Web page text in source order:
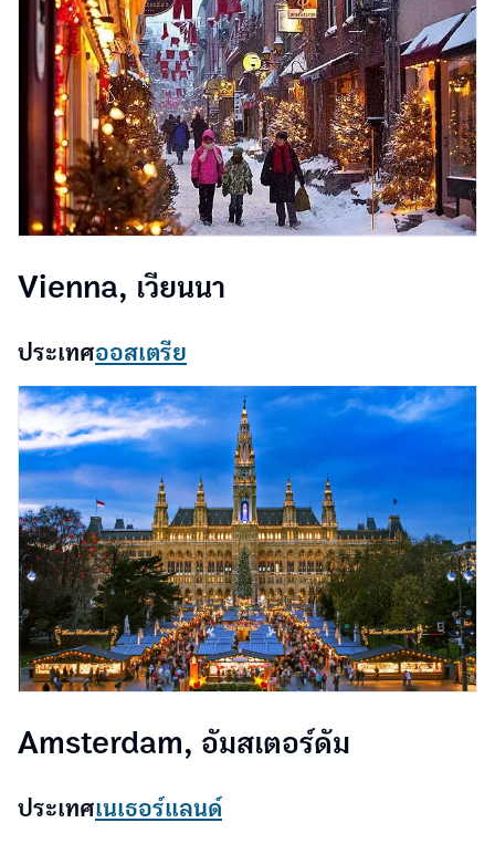
Vienna, เวียนนา
ประเทศออสเตรีย
Amsterdam, อัมสเตอร์ดัม
ประเทศเนเธอร์แลนด์